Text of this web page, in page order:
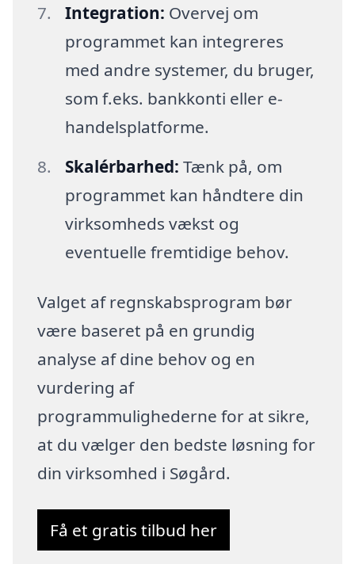
Integration: Overvej om
programmet kan integreres
med andre systemer, du bruger,
som f.eks. bankkonti eller e-
handelsplatforme.
Skalérbarhed: Tænk på, om
programmet kan håndtere din
virksomheds vækst og
eventuelle fremtidige behov.
Valget af regnskabsprogram bør
være baseret på en grundig
analyse af dine behov og en
vurdering af
programmulighederne for at sikre,
at du vælger den bedste løsning for
din virksomhed i Søgård.
Få et gratis tilbud her